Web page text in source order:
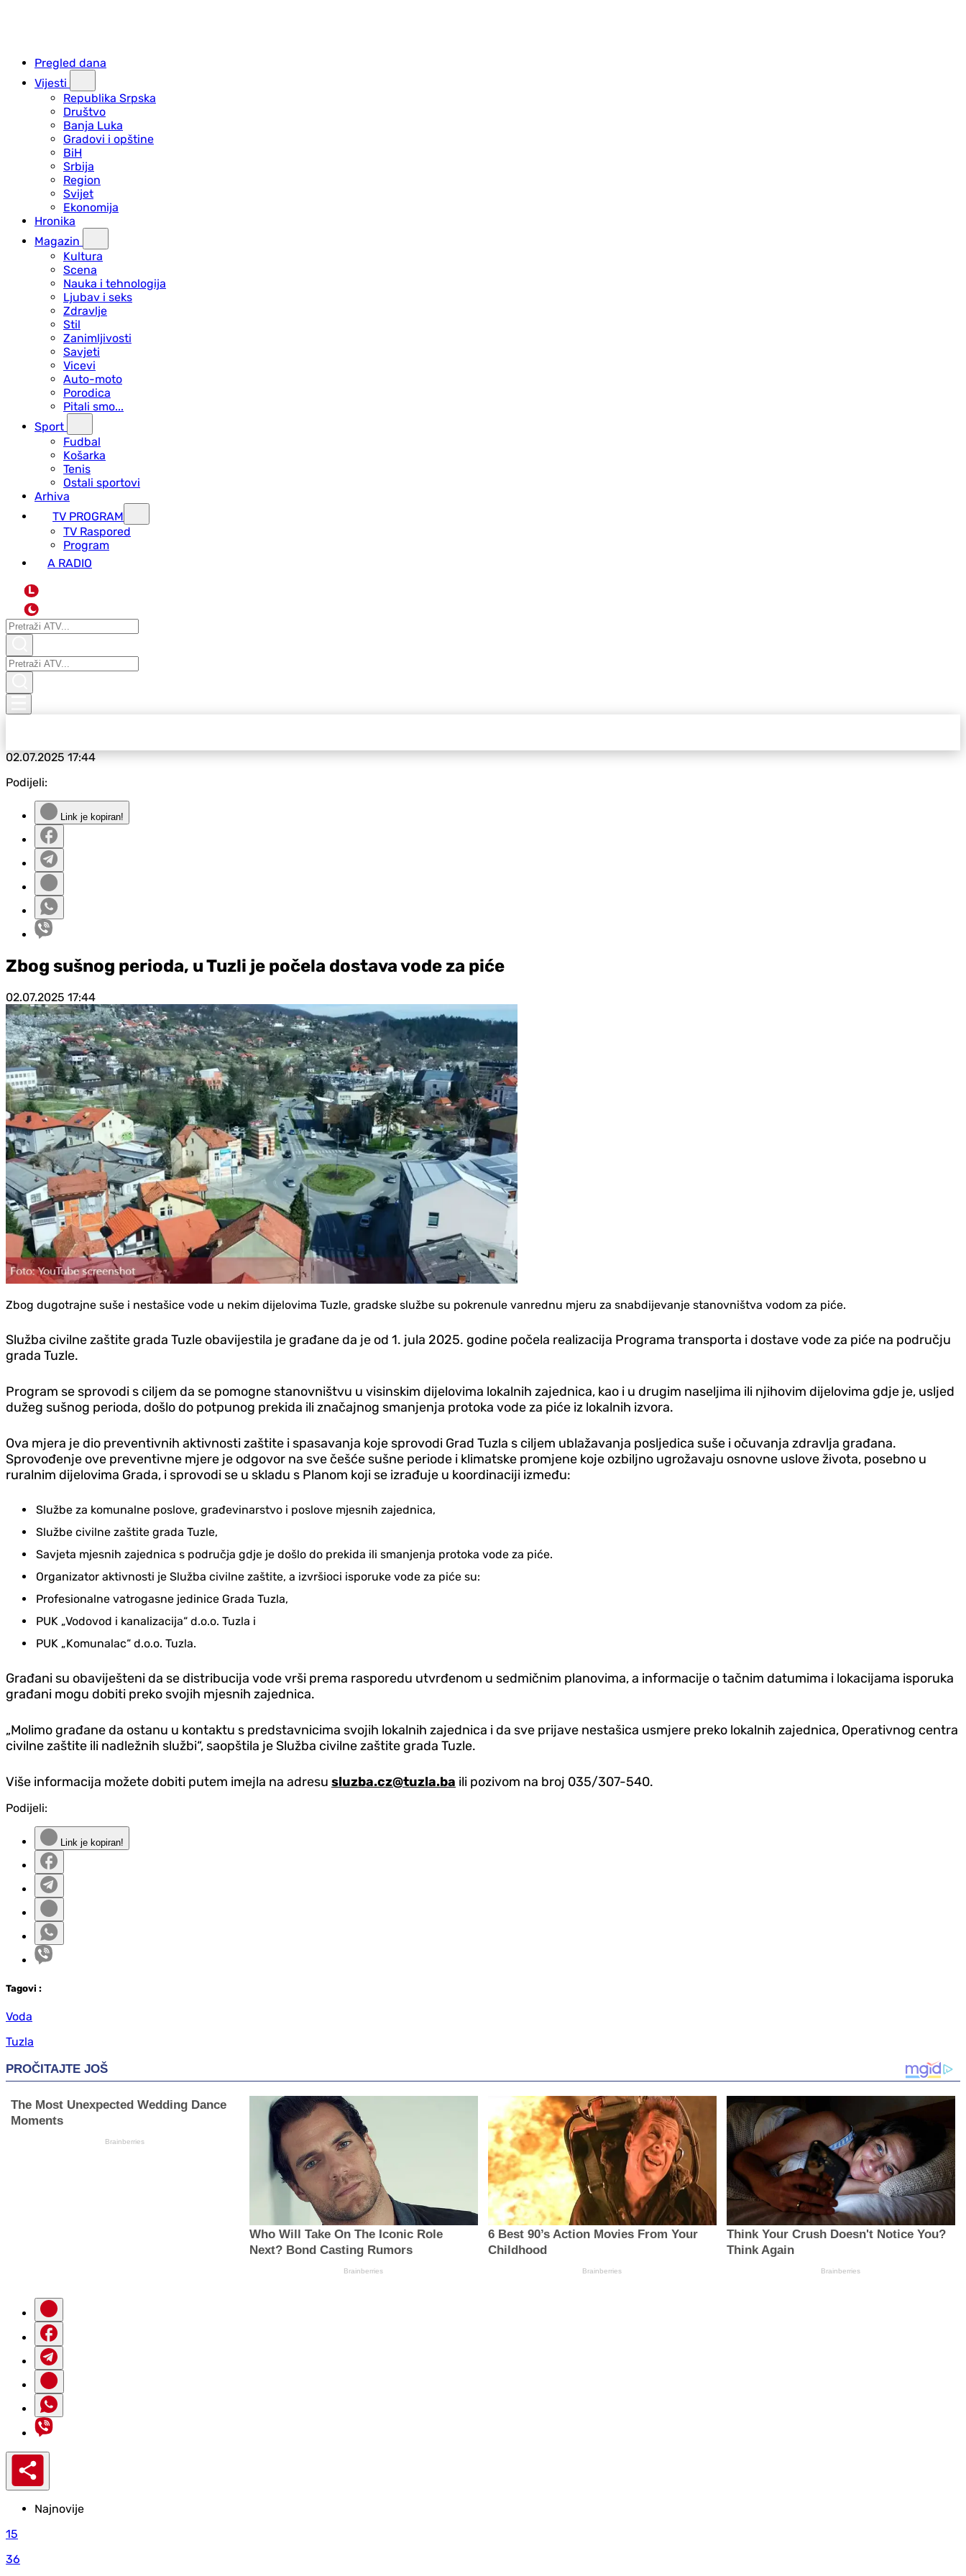
Pregled dana
Vijesti
Republika Srpska
Društvo
Banja Luka
Gradovi i opštine
BiH
Srbija
Region
Svijet
Ekonomija
Hronika
Magazin
Kultura
Scena
Nauka i tehnologija
Ljubav i seks
Zdravlje
Stil
Zanimljivosti
Savjeti
Vicevi
Auto-moto
Porodica
Pitali smo...
Sport
Fudbal
Košarka
Tenis
Ostali sportovi
Arhiva
TV PROGRAM
ТV Raspored
Program
A RADIO
L
02.07.202517:44
Podijeli:
Link je kopiran!
Zbog sušnog perioda, u Tuzli je počela dostava vode za piće
02.07.2025 17:44
Zbog dugotrajne suše i nestašice vode u nekim dijelovima Tuzle, gradske službe su pokrenule vanrednu mjeru za snabdijevanje stanovništva vodom za piće.
Služba civilne zaštite grada Tuzle obavijestila je građane da je od 1. jula 2025. godine počela realizacija Programa transporta i dostave vode za piće na području
grada Tuzle.
Program se sprovodi s ciljem da se pomogne stanovništvu u visinskim dijelovima lokalnih zajednica, kao i u drugim naseljima ili njihovim dijelovima gdje je, usljed
dužeg sušnog perioda, došlo do potpunog prekida ili značajnog smanjenja protoka vode za piće iz lokalnih izvora.
Ova mjera je dio preventivnih aktivnosti zaštite i spasavanja koje sprovodi Grad Tuzla s ciljem ublažavanja posljedica suše i očuvanja zdravlja građana.
Sprovođenje ove preventivne mjere je odgovor na sve češće sušne periode i klimatske promjene koje ozbiljno ugrožavaju osnovne uslove života, posebno u
ruralnim dijelovima Grada, i sprovodi se u skladu s Planom koji se izrađuje u koordinaciji između:
Službe za komunalne poslove, građevinarstvo i poslove mjesnih zajednica,
Službe civilne zaštite grada Tuzle,
Savjeta mjesnih zajednica s područja gdje je došlo do prekida ili smanjenja protoka vode za piće.
Organizator aktivnosti je Služba civilne zaštite, a izvršioci isporuke vode za piće su:
Profesionalne vatrogasne jedinice Grada Tuzla,
PUK „Vodovod i kanalizacija“ d.o.o. Tuzla i
PUK „Komunalac“ d.o.o. Tuzla.
Građani su obaviješteni da se distribucija vode vrši prema rasporedu utvrđenom u sedmičnim planovima, a informacije o tačnim datumima i lokacijama isporuka
građani mogu dobiti preko svojih mjesnih zajednica.
„Molimo građane da ostanu u kontaktu s predstavnicima svojih lokalnih zajednica i da sve prijave nestašica usmjere preko lokalnih zajednica, Operativnog centra
civilne zaštite ili nadležnih službi“, saopštila je Služba civilne zaštite grada Tuzle.
Više informacija možete dobiti putem imejla na adresu sluzba.cz@tuzla.ba ili pozivom na broj 035/307-540.
Podijeli:
Link je kopiran!
Tagovi :
Voda
Tuzla
Najnovije
15
36